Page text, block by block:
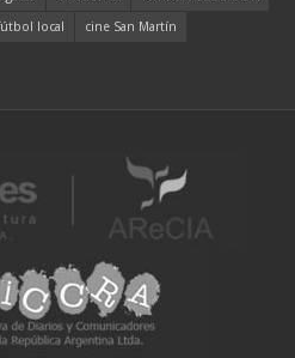
local cine San Martín